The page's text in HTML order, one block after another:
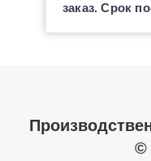
заказ. Срок
©